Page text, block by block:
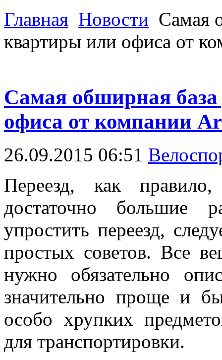
Главная Новости Самая
квартиры или офиса от
Самая обширная
офиса от компании
26.09.2015 06:51
Переезд, как
достаточно большие
упростить переезд,
простых советов. Все
нужно обязательно
значительно проще и
особо хрупких
для транспортировки.